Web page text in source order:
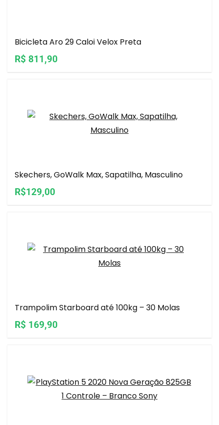
Bicicleta Aro 29 Caloi Velox Preta
R$ 811,90
Skechers, GoWalk Max, Sapatilha, Masculino
R$129,00
Trampolim Starboard até 100kg – 30 Molas
R$ 169,90